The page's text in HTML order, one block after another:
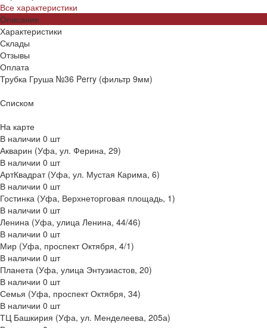
Все характеристики
Описание
Характеристики
Склады
Отзывы
Оплата
Трубка Груша №36 Perry (фильтр 9мм)
Списком
На карте
В наличии 0 шт
Акварин (Уфа, ул. Ферина, 29)
В наличии 0 шт
АртКвадрат (Уфа, ул. Мустая Карима, 6)
В наличии 0 шт
Гостинка (Уфа, Верхнеторговая площадь, 1)
В наличии 0 шт
Ленина (Уфа, улица Ленина, 44/46)
В наличии 0 шт
Мир (Уфа, проспект Октября, 4/1)
В наличии 0 шт
Планета (Уфа, улица Энтузиастов, 20)
В наличии 0 шт
Семья (Уфа, проспект Октября, 34)
В наличии 0 шт
ТЦ Башкирия (Уфа, ул. Менделеева, 205а)